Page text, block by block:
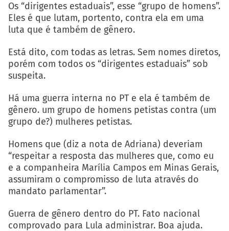
Os “dirigentes estaduais”, esse “grupo de homens”.
Eles é que lutam, portento, contra ela em uma
luta que é também de gênero.
Está dito, com todas as letras. Sem nomes diretos,
porém com todos os “dirigentes estaduais” sob
suspeita.
Há uma guerra interna no PT e ela é também de
gênero. um grupo de homens petistas contra (um
grupo de?) mulheres petistas.
Homens que (diz a nota de Adriana) deveriam
“respeitar a resposta das mulheres que, como eu
e a companheira Marília Campos em Minas Gerais,
assumiram o compromisso de luta através do
mandato parlamentar”.
Guerra de gênero dentro do PT. Fato nacional
comprovado para Lula administrar. Boa ajuda.